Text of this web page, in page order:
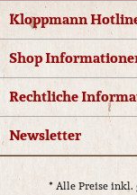
Kloppmann
Shop
Rechtliche
Newsletter
* Alle Preise inkl.